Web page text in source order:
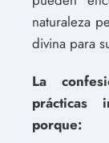
naturaleza
divina para
La
prácticas
porque: